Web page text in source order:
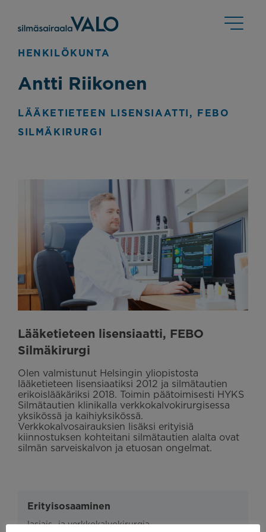
HENKILÖKUNTA
Antti Riikonen
LÄÄKETIETEEN LISENSIAATTI, FEBO
SILMÄKIRURGI
Lääketieteen lisensiaatti, FEBO
Silmäkirurgi
Olen valmistunut Helsingin yliopistosta
lääketieteen lisensiaatiksi 2012 ja silmätautien
erikoislääkäriksi 2018. Toimin päätoimisesti HYKS
Silmätautien klinikalla verkkokalvokirurgisessa
yksikössä ja kaihiyksikössä.
Verkkokalvosairauksien lisäksi erityisiä
kiinnostuksen kohteitani silmätautien alalta ovat
silmän sarveiskalvon ja etuosan ongelmat.
Erityisosaaminen
lasiais- ja verkkokalvokirurgia,